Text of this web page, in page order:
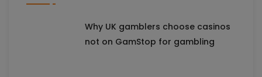
Why UK gamblers choose casinos
not on GamStop for gambling